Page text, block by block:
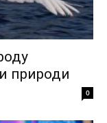
природи
0